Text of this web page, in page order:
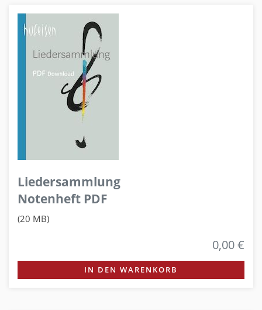
Liedersammlung
Notenheft PDF
(20 MB)
0,00 €
IN DEN WARENKORB